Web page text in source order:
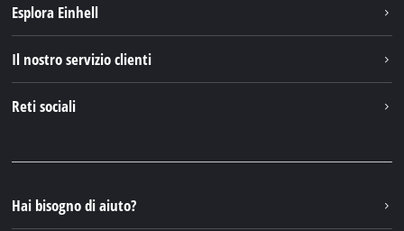
Esplora Einhell
Einhell Germany AG
Il nostro servizio clienti
Reti sociali
Instagram
Hai bisogno di aiuto?